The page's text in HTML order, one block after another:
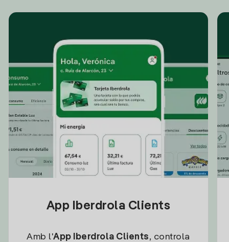
App Iberdrola Clients
Amb l'App Iberdrola Clients, controla